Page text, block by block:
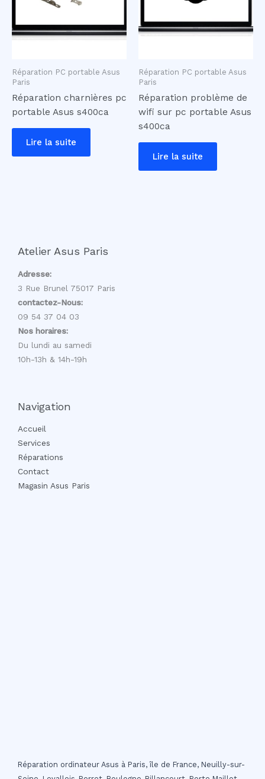
Réparation PC portable Asus
Paris
Réparation charnières pc
portable Asus s400ca
Lire la suite
Réparation PC portable Asus
Paris
Réparation problème de
wifi sur pc portable Asus
s400ca
Lire la suite
Atelier Asus Paris
Adresse:
3 Rue Brunel 75017 Paris
contactez-Nous:
09 54 37 04 03
Nos horaires:
Du lundi au samedi
10h-13h & 14h-19h
Navigation
Accueil
Services
Réparations
Contact
Magasin Asus Paris
Réparation ordinateur Asus à Paris, île de France, Neuilly-sur-